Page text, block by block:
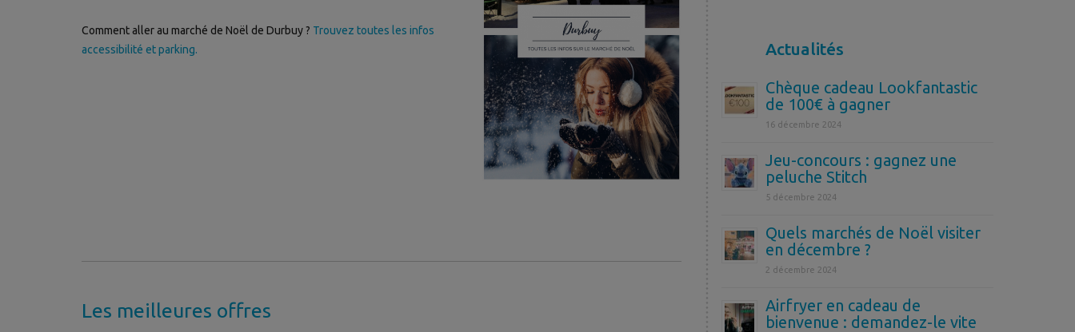
Comment aller au marché de Noël de Durbuy ? Trouvez toutes les infos
accessibilité et parking.
Les meilleures offres
Actualités
Chèque cadeau Lookfantastic
de 100€ à gagner
16 décembre 2024
Jeu-concours : gagnez une
peluche Stitch
5 décembre 2024
Quels marchés de Noël visiter
en décembre ?
2 décembre 2024
Airfryer en cadeau de
bienvenue : demandez-le vite